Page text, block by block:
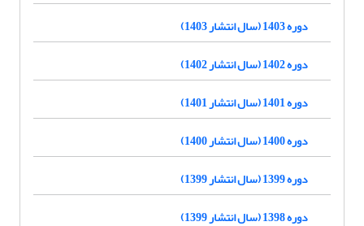
دوره 1403 (سال انتشار 1403)
دوره 1402 (سال انتشار 1402)
دوره 1401 (سال انتشار 1401)
دوره 1400 (سال انتشار 1400)
دوره 1399 (سال انتشار 1399)
دوره 1398 (سال انتشار 1399)